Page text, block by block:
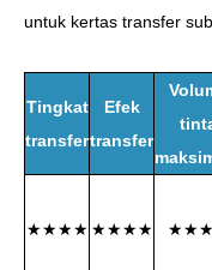
untuk kertas transfer
Tingkat
transfer
Efek
transfer
★★★★ ★★★★